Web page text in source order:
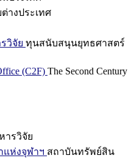
างประเทศ
วิจัย ทุนสนับสนุนยุทธศาสตร์
(C2F) The Second Century
ารวิจัย
ห่งจุฬาฯ สถาบันทรัพย์สิน